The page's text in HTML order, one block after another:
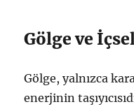
Gölge ve
Gölge, yalnızca
enerjinin